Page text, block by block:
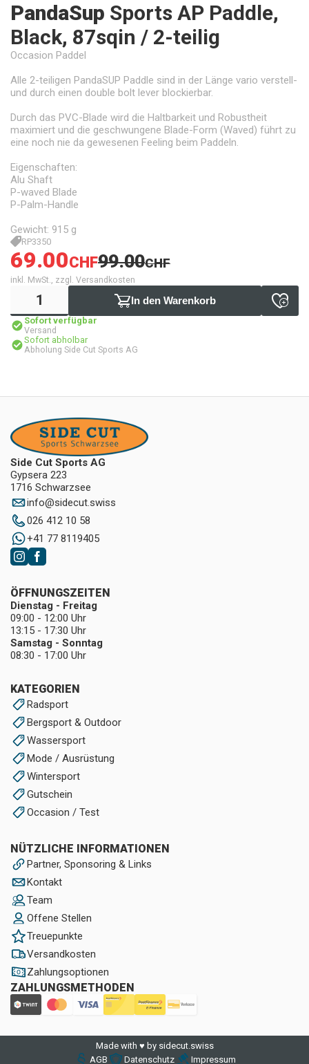
PandaSup Sports AP Paddle,
Black, 87sqin / 2-teilig
Occasion Paddel
Alle 2-teiligen PandaSUP Paddle sind in der Länge vario verstell-
und durch einen double bolt lever blockierbar.
Durch das PVC-Blade wird die Haltbarkeit und Robustheit
maximiert und die geschwungene Blade-Form (Waved) führt zu
eine noch nie da gewesenen Feeling beim Paddeln.
Eigenschaften:
Alu Shaft
P-waved Blade
P-Palm-Handle
Gewicht: 915 g
RP3350
69.00CHF99.00CHF
inkl. MwSt., zzgl. Versandkosten
In den Warenkorb
Sofort verfügbar
Versand
Sofort abholbar
Abholung Side Cut Sports AG
Side Cut Sports AG
Gypsera 223
1716 Schwarzsee
info@sidecut.swiss
026 412 10 58
+41 77 8119405
KATEGORIEN
Radsport
Bergsport & Outdoor
Wassersport
Mode / Ausrüstung
Wintersport
Gutschein
Occasion / Test
NÜTZLICHE INFORMATIONEN
Partner, Sponsoring & Links
Kontakt
Team
Offene Stellen
Treuepunkte
Versandkosten
Zahlungsoptionen
ZAHLUNGSMETHODEN
ÖFFNUNGSZEITEN
Dienstag - Freitag
09:00 - 12:00 Uhr
13:15 - 17:30 Uhr
Samstag - Sonntag
08:30 - 17:00 Uhr
Made with ♥ by sidecut.swiss
AGB
Datenschutz Impressum